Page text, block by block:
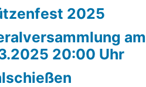
2025
am
20:00 Uhr